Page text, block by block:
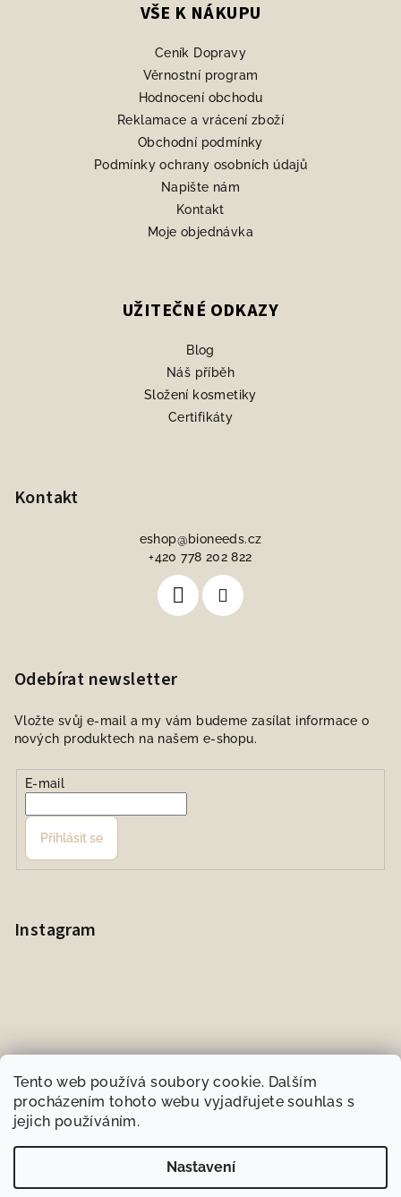
Tento web používá soubory cookie. Dalším
procházením tohoto webu vyjadřujete souhlas s
jejich používáním.
Nastavení
VŠE K NÁKUPU
Ceník Dopravy
Věrnostní program
Hodnocení obchodu
Reklamace a vrácení zboží
Obchodní podmínky
Podmínky ochrany osobních údajů
Napište nám
Kontakt
Moje objednávka
UŽITEČNÉ ODKAZY
Blog
Náš příběh
Složení kosmetiky
Certifikáty
Kontakt
eshop@bioneeds.cz
+420 778 202 822
Odebírat newsletter
Vložte svůj e-mail a my vám budeme zasílat informace o
nových produktech na našem e-shopu.
E-mail
Přihlásit se
Instagram
Sledovat na Instagramu